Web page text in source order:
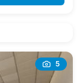
5